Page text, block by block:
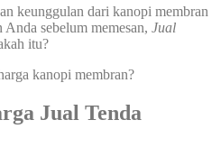
keunggulan dari kanopi membran
sebelum memesan, Jual
itu?
kanopi membran?
Jual Tenda